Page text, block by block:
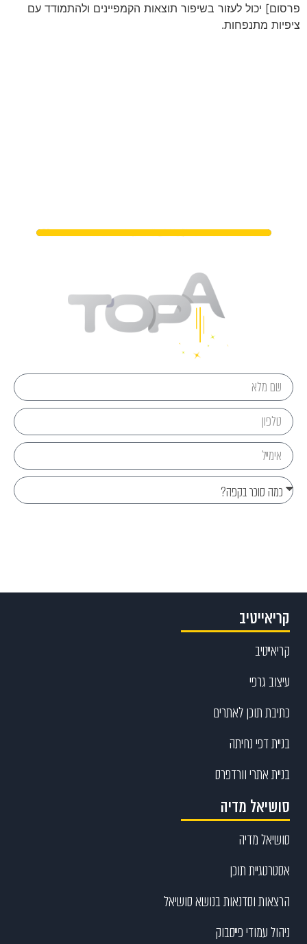
פרסום] יכול לעזור בשיפור תוצאות הקמפיינים ולהתמודד עם
ציפיות מתנפחות.
קריאייטיב
קריאייטיב
עיצוב גרפי
כתיבת תוכן לאתרים
בניית דפי נחיתה
בניית אתרי וורדפרס
סושיאל מדיה
סושיאל מדיה
אסטרטגיית תוכן
הרצאות וסדנאות בנושא סושיאל
ניהול עמודי פייסבוק